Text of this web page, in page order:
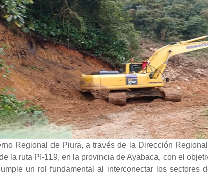
Regional de Piura, a través de la Dirección
la ruta PI-119, en la provincia de Ayabaca, con el
un rol fundamental al interconectar los sectores